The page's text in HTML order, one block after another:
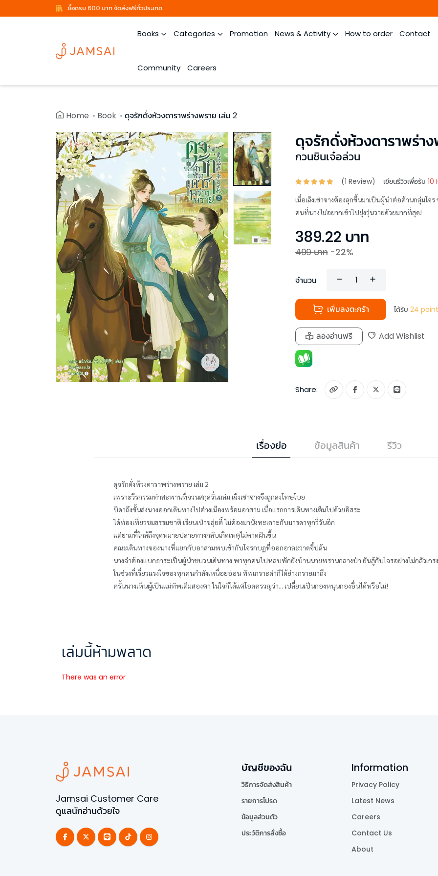
ซื้อครบ 600 บาท จัดส่งฟรีทั่วประเทศ
Books Categories Promotion News & Activity How to order Contact
Community Careers
Home Book ดุจรักดั่งห้วงดาราพร่างพราย เล่ม 2
ดุจรักดั่งห้วงดาราพร่า
กวนซินเจ๋อล่วน
(1 Review) เขียนรีวิวเพื่อรับ 10
เมื่อเฉิงเซ่าซางต้องลุกขึ้นมาเป็นผู้นำต่อต้านกลุ่มโจ
คนที่นางไม่อยากเข้าไปยุ่งวุ่นวายด้วยมากที่สุด!
389.22 บาท
499บาท -22%
จำนวน
เพิ่มลงตะกร้า ได้รับ 24
ลองอ่านฟรี Add Wishlist
Share:
เรื่องย่อ ข้อมูลสินค้า รีวิว
ดุจรักดั่งห้วงดาราพร่างพราย เล่ม 2
เพราะวีรกรรมทำสะพานที่จวนสกุลวั่นถล่ม เฉิงเซ่าซางจึงถูกลงโทษโบย
บิดาถึงขั้นส่งนางออกเดินทางไปต่างเมืองพร้อมอาสาม เมื่อแรกการเดินทางเต็มไปด้วยอิสระ
ได้ท่องเที่ยวชมธรรมชาติ เรียนเป่าขลุ่ยตี๋ ไม่ต้องมานั่งทะเลาะกับมารดาทุกวี่วันอีก
แต่ยามที่ใกล้ถึงจุดหมายปลายทางกลับเกิดเหตุไม่คาดฝันขึ้น
คณะเดินทางของนางที่แยกกับอาสามพบเข้ากับโจรกบฏที่ออกอาละวาดจี้ปล้น
นางจำต้องแบกภาระเป็นผู้นำขบวนเดินทาง พาทุกคนไปหลบพักยังบ้านนายพรานกลางป่า ยันสู้กับโจรอย่างไม่กลัวเกรง
ในช่วงที่เรี่ยวแรงใจของทุกคนกำลังเหนื่อยอ่อน ทัพเกราะดำก็ได้ย่างกรายมาถึง
ครั้นนางเห็นผู้เป็นแม่ทัพเต็มสองตา ในใจก็ได้แต่โอดครวญว่า... เปลี่ยนเป็นกองหนุนกองอื่นได้หรือไม่!
เล่มนี้ห้ามพลาด
There was an error
Jamsai Customer Care
ดูแลนักอ่านด้วยใจ
บัญชีของฉัน
วิธีการจัดส่งสินค้า
รายการโปรด
ข้อมูลส่วนตัว
ประวัติการสั่งซื้อ
Information
Privacy Policy
Latest News
Careers
Contact Us
About